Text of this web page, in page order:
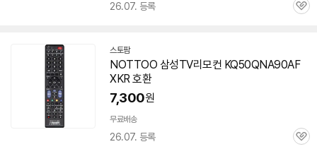
26.07. 등록
관
스토팜네
버
이
NOTTOO 삼성TV리모컨 KQ50QNA90AF
XKR 호환
7,300원
무료배송
26.07. 등록
관